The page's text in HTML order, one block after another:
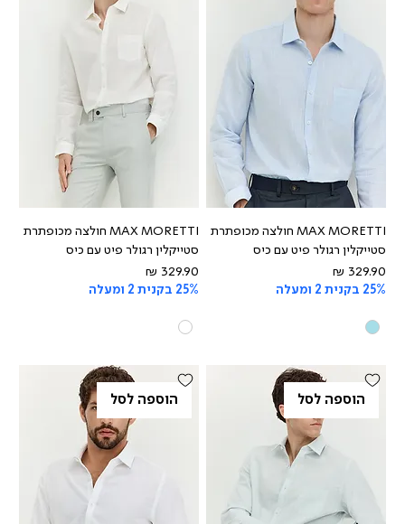
MAX MORETTI חולצה מכופתרת
סטייקלין רגולר פיט עם כיס
מחיר
25% בקנית 2 ומעלה
MAX MORETTI חולצה מכופתרת
סטייקלין רגולר פיט עם כיס
מחיר
25% בקנית 2 ומעלה
הוספה לסל הוספה לסל